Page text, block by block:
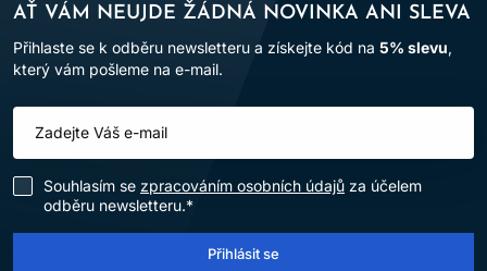
AŤ VÁM NEUJDE ŽÁDNÁ NOVINKA ANI SLEVA
Přihlaste se k odběru newsletteru a získejte kód na 5% slevu,
který vám pošleme na e-mail.
Souhlasím se zpracováním osobních údajů za účelem
odběru newsletteru.*
Přihlásit se